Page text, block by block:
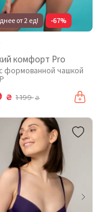
от 2 ед! -67%
комфорт Pro
формованной чашкой
₴ 1 199₴